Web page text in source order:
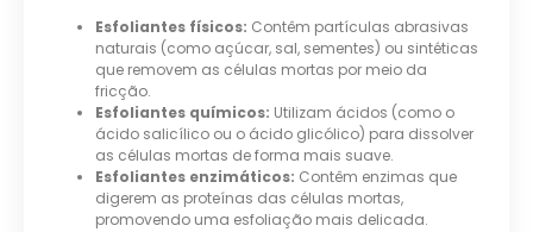
Esfoliantes físicos: Contêm partículas abrasivas
naturais (como açúcar, sal, sementes) ou sintéticas
que removem as células mortas por meio da
fricção.
Esfoliantes químicos: Utilizam ácidos (como o
ácido salicílico ou o ácido glicólico) para dissolver
as células mortas de forma mais suave.
Esfoliantes enzimáticos: Contêm enzimas que
digerem as proteínas das células mortas,
promovendo uma esfoliação mais delicada.